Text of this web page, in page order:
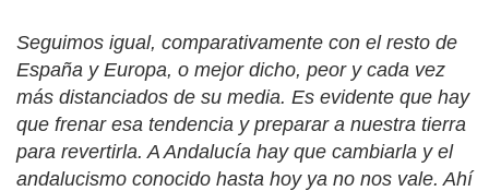
Seguimos igual, comparativamente con el resto de
España y Europa, o mejor dicho, peor y cada vez
más distanciados de su media. Es evidente que hay
que frenar esa tendencia y preparar a nuestra tierra
para revertirla. A Andalucía hay que cambiarla y el
andalucismo conocido hasta hoy ya no nos vale. Ahí